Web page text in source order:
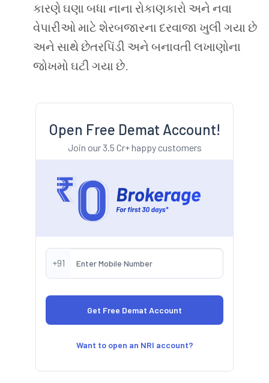
કારણે ઘણા બધા નાના રોકાણકારો અને નવા
વેપારીઓ માટે શેરબજારના દરવાજા ખુલી ગયા છે
અને સાથે છેતરપિંડી અને બનાવતી લખાણોના
જોખમો ઘટી ગયા છે.
Open Free Demat Account!
Join our 3.5 Cr+ happy customers
+91
Want to open an NRI account?